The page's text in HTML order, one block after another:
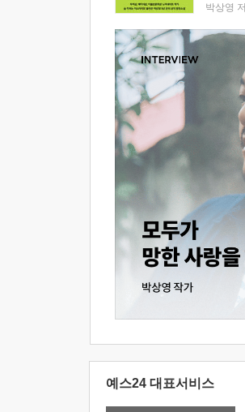
박상영 저
예스24 대표서비스